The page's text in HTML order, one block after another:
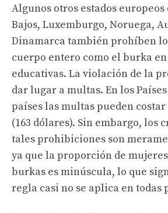
Algunos otros estados europeos
Bajos, Luxemburgo, Noruega,
Dinamarca también prohíben
cuerpo entero como el burka
educativas. La violación de la
dar lugar a multas. En los
países las multas pueden costar
(163 dólares). Sin embargo, los
tales prohibiciones son
ya que la proporción de
burkas es minúscula, lo que
regla casi no se aplica en todas